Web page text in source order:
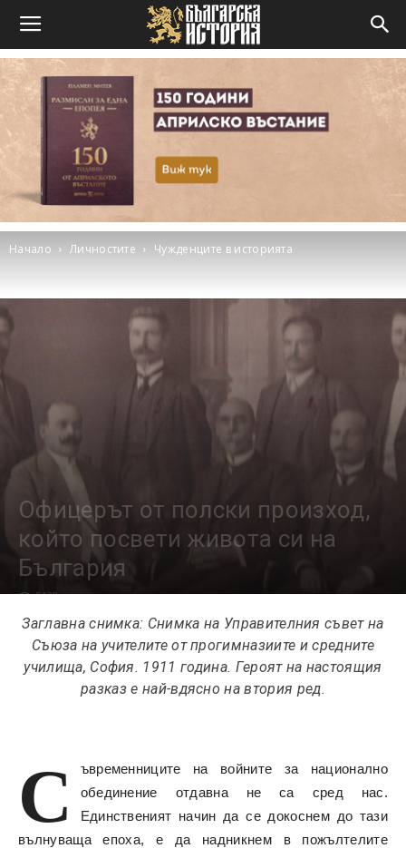
Начало Личностите Чужденците в историята
Офицерът от полски произход,
който посвети живота си на
България
5138
Заглавна снимка: Снимка на Управителния съвет на
Съюза на учителите от прогимназиите и средните
училища, София. 1911 година. Героят на настоящия
разказ е най-вдясно на втория ред.
С
ъвременниците на войните за национално
обединение отдавна не са сред нас.
Единственият начин да се докоснем до тази
вълнуваща епоха, е да надникнем в пожълтелите